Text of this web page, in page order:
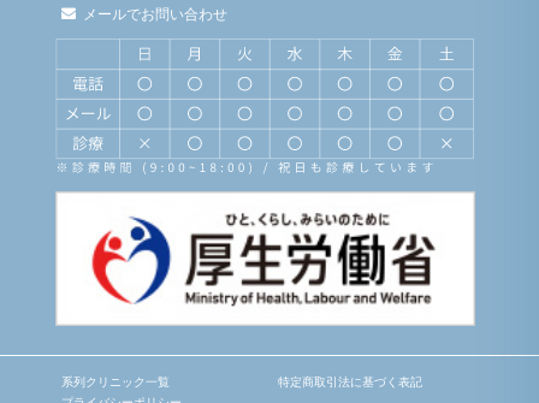
メールでお問い合わせ
系列クリニック一覧
特定商取引法に基づく表記